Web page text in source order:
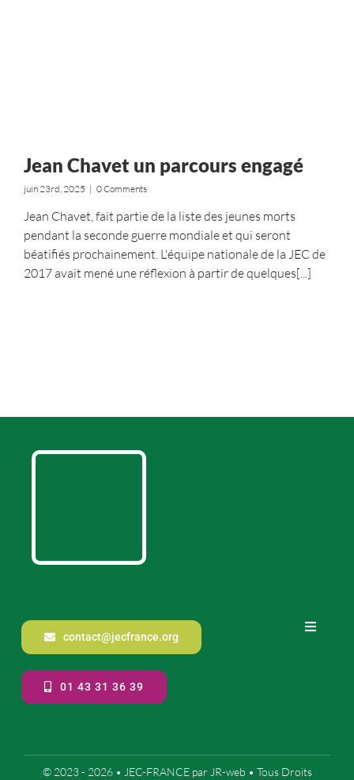
Jean Chavet un parcours engagé
juin 23rd, 2025 | 0 Comments
Jean Chavet, fait partie de la liste des jeunes morts
pendant la seconde guerre mondiale et qui seront
béatifiés prochainement. L'équipe nationale de la JEC de
2017 avait mené une réflexion à partir de quelques[...]
contact@jecfrance.org
01 43 31 36 39
Toggle
© 2023 - 2026 • JEC-FRANCE par JR-web • Tous Droits